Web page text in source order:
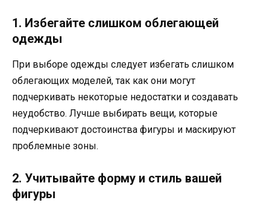
1. Избегайте слишком облегающей
одежды
При выборе одежды следует избегать слишком
облегающих моделей, так как они могут
подчеркивать некоторые недостатки и создавать
неудобство. Лучше выбирать вещи, которые
подчеркивают достоинства фигуры и маскируют
проблемные зоны.
2. Учитывайте форму и стиль вашей
фигуры